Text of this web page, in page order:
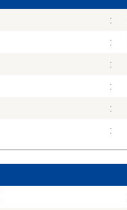
:
:
:
:
:
: